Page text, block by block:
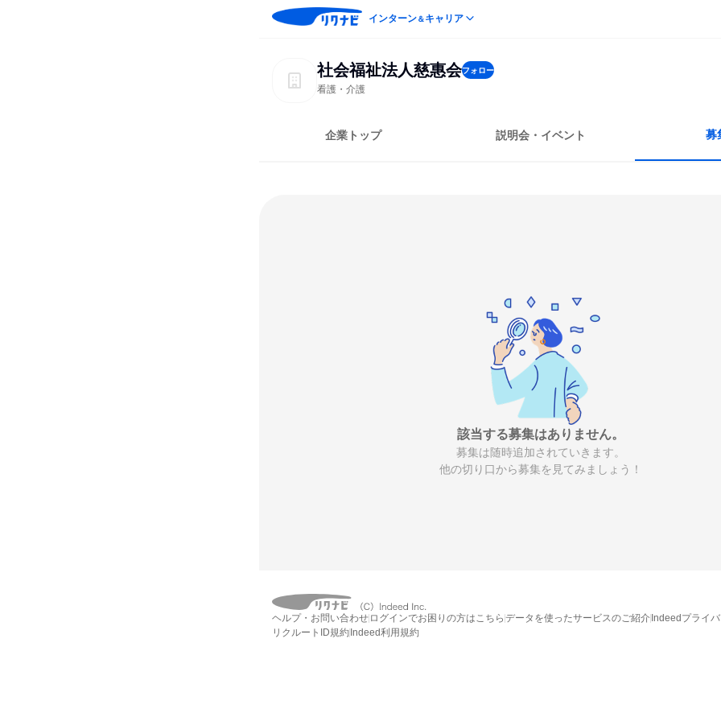
インターン＆キャリア
社会福祉法人慈惠会フォロー
看護・介護
企業トップ 説明会・イベント 募
該当する募集はありません。
募集は随時追加されていきます。
他の切り口から募集を見てみましょう！
ヘルプ・お問い合わせ ログインでお困りの方はこちら データを使ったサービスのご紹介 Indeedプライ
リクルートID規約 Indeed利用規約